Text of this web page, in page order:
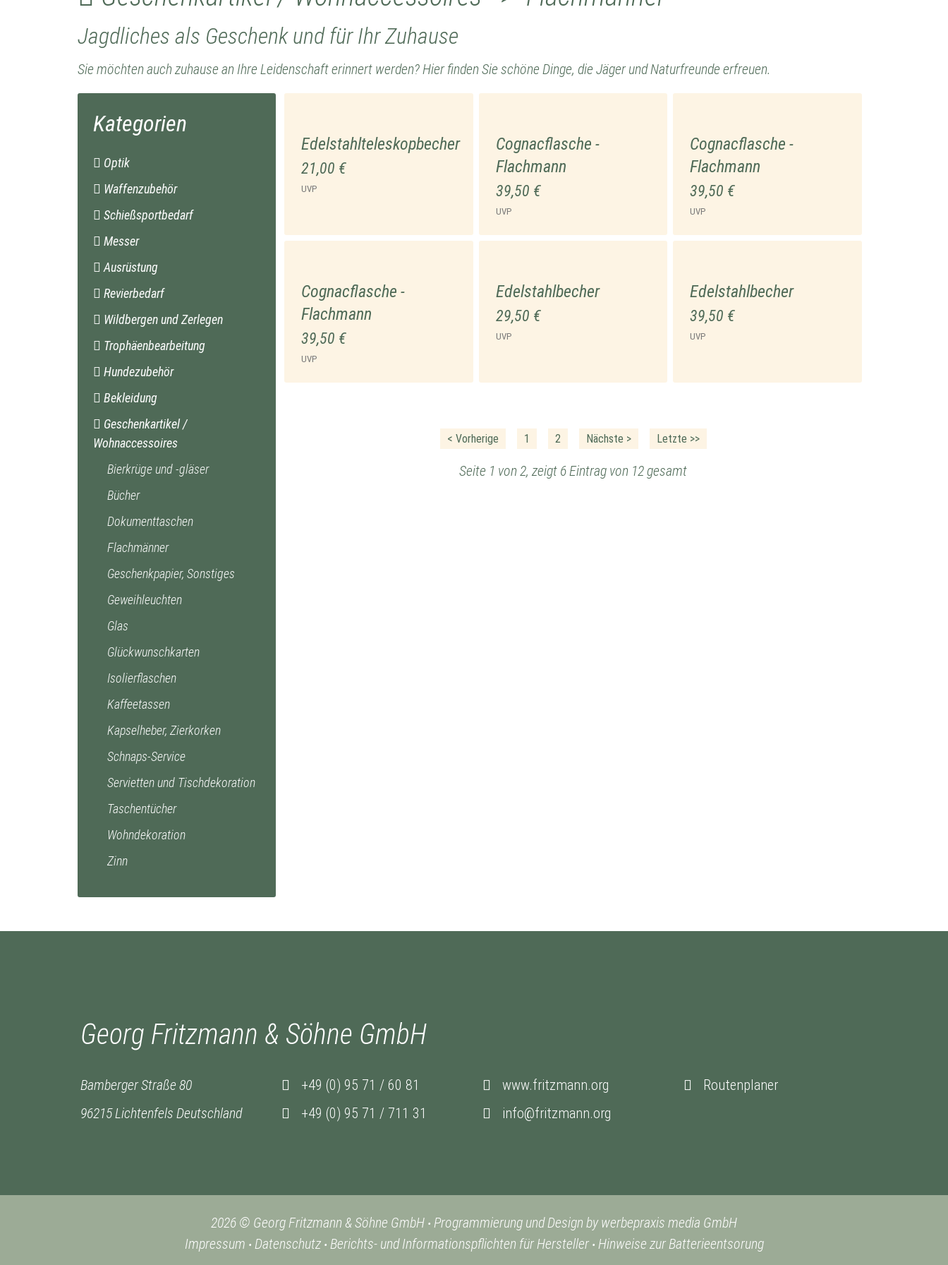
Jagdliches als Geschenk und für Ihr Zuhause
Sie möchten auch zuhause an Ihre Leidenschaft erinnert werden? Hier finden Sie schöne Dinge, die Jäger und Naturfreunde erfreuen.
Kategorien
Optik
Waffenzubehör
Schießsportbedarf
Messer
Ausrüstung
Revierbedarf
Wildbergen und Zerlegen
Trophäenbearbeitung
Hundezubehör
Bekleidung
Geschenkartikel /
Wohnaccessoires
Bierkrüge und -gläser
Bücher
Dokumenttaschen
Flachmänner
Geschenkpapier, Sonstiges
Geweihleuchten
Glas
Glückwunschkarten
Isolierflaschen
Kaffeetassen
Kapselheber, Zierkorken
Schnaps-Service
Servietten und Tischdekoration
Taschentücher
Wohndekoration
Zinn
Edelstahlteleskopbecher
21,00 €
UVP
Cognacflasche -
Flachmann
39,50 €
UVP
Cognacflasche -
Flachmann
39,50 €
UVP
Cognacflasche -
Flachmann
39,50 €
UVP
Edelstahlbecher
29,50 €
UVP
Edelstahlbecher
39,50 €
UVP
< Vorherige 1 2 Nächste > Letzte >>
Seite 1 von 2, zeigt 6 Eintrag von 12 gesamt
Georg Fritzmann & Söhne GmbH
Bamberger Straße 80
96215 Lichtenfels Deutschland
+49 (0) 95 71 / 60 81
+49 (0) 95 71 / 711 31
www.fritzmann.org
info@fritzmann.org
Routenplaner
2026 © Georg Fritzmann & Söhne GmbH • Programmierung und Design by werbepraxis media GmbH
Impressum • Datenschutz• Berichts- und Informationspflichten für Hersteller• Hinweise zur Batterieentsorung